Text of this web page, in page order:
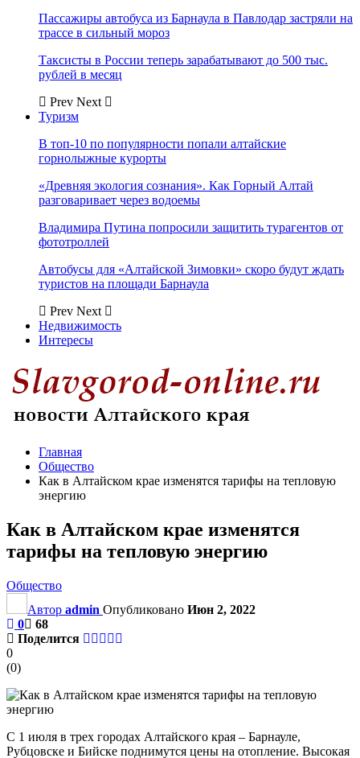
Пассажиры автобуса из Барнаула в Павлодар застряли на
трассе в сильный мороз
Таксисты в России теперь зарабатывают до 500 тыс.
рублей в месяц
Prev Next
Туризм
В топ-10 по популярности попали алтайские
горнолыжные курорты
«Древняя экология сознания». Как Горный Алтай
разговаривает через водоемы
Владимира Путина попросили защитить турагентов от
фототроллей
Автобусы для «Алтайской Зимовки» скоро будут ждать
туристов на площади Барнаула
Prev Next
Недвижимость
Интересы
Главная
Общество
Как в Алтайском крае изменятся тарифы на тепловую
энергию
Как в Алтайском крае изменятся
тарифы на тепловую энергию
Общество
Автор admin Опубликовано Июн 2, 2022
0
68
Поделится
0
(0)
С 1 июля в трех городах Алтайского края – Барнауле,
Рубцовске и Бийске поднимутся цены на отопление. Высокая